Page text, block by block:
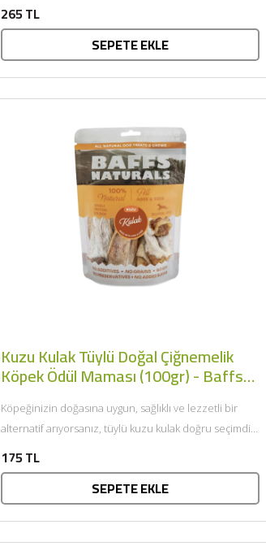
265 TL
SEPETE EKLE
Kuzu Kulak Tüylü Doğal Çiğnemelik
Köpek Ödül Maması (100gr) - Baffs
Naturals
Köpeğinizin doğasına uygun, sağlıklı ve lezzetli bir
alternatif arıyorsanız, tüylü kuzu kulak doğru seçimdir.
175 TL
SEPETE EKLE
BU HAFTANIN PLANLI İNDİRİMİ